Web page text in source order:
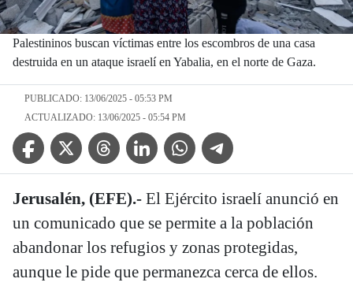
Palestininos buscan víctimas entre los escombros de una casa
destruida en un ataque israelí en Yabalia, en el norte de Gaza.
PUBLICADO: 13/06/2025 - 05:53 PM
ACTUALIZADO: 13/06/2025 - 05:54 PM
Facebook IconTwitter IconThreads IconLinkedin IconWhatsApp IconTelegram Icon
Jerusalén, (EFE).- El Ejército israelí anunció en
un comunicado que se permite a la población
abandonar los refugios y zonas protegidas,
aunque le pide que permanezca cerca de ellos.